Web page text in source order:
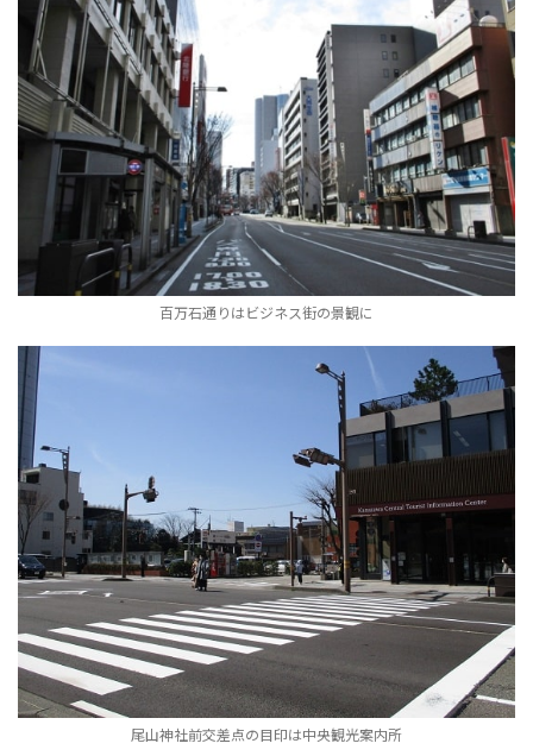
百万石通りはビジネス街の景観に
尾山神社前交差点の目印は中央観光案内所